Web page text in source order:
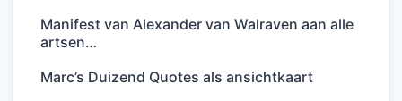
Manifest van Alexander van Walraven aan alle
artsen…
Marc’s Duizend Quotes als ansichtkaart